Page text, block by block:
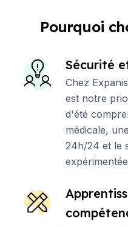
Pourquoi
Sécurité
Chez
est notre
d'été
médicale,
24h/24 et le